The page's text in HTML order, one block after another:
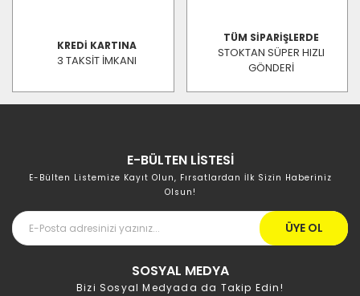
KREDİ KARTINA
3 TAKSİT İMKANI
TÜM SİPARİŞLERDE
STOKTAN SÜPER HIZLI
GÖNDERİ
E-BÜLTEN LİSTESİ
E-Bülten Listemize Kayıt Olun, Fırsatlardan İlk Sizin Haberiniz
Olsun!
ÜYE OL
SOSYAL MEDYA
Bizi Sosyal Medyada da Takip Edin!